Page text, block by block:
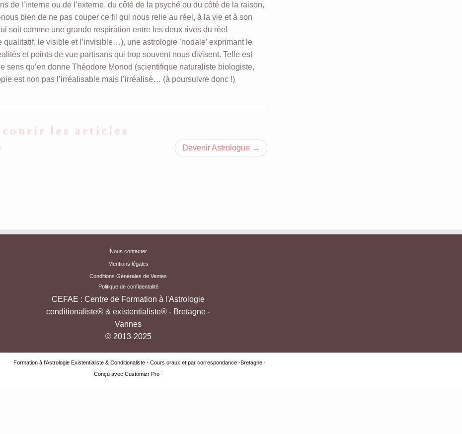
de l’interne ou de l’externe, du côté de la psyché ou du côté de la raison,
bien de ne pas couper ce fil qui nous relie au réel, à la vie et à son
soit comme une grande respiration entre les deux rives du réel
le visible et l’invisible…), une astrologie ’nodale’ exprimant le
et points de vue partisans qui trop souvent nous divisent. Telle est
sens qu’en donne Théodore Monod (scientifique naturaliste biologiste,
est non pas l’irréalisable mais l’irréalisé… (à poursuivre donc !)
les articles
Devenir Astrologue →
Nous contacter
Mentions légales
Conditions Générales de Ventes
Politique de confidentalité
CEFAE : Centre de Formation à l'Astrologie
conditionaliste® & existentialiste® - Bretagne -
Vannes
© 2013-2025
Formation à l'Astrologie Existentialiste & Conditionaliste - Cours oraux et par correspondance -Bretagne·
Conçu avec Customizr Pro·